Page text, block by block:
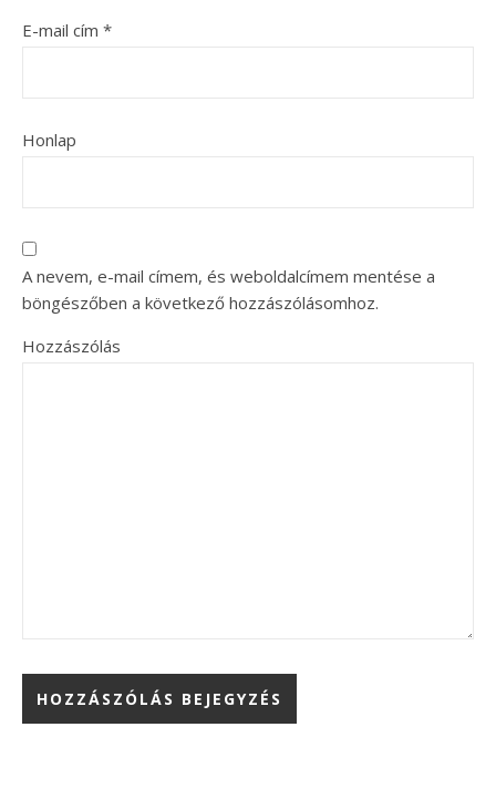
E-mail cím *
Honlap
A nevem, e-mail címem, és weboldalcímem mentése a
böngészőben a következő hozzászólásomhoz.
Hozzászólás